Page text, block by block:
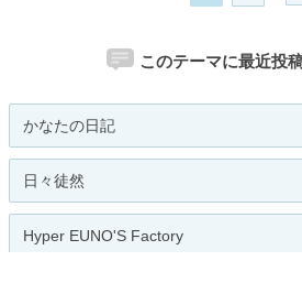
このテーマに最近投
かなたの日記
日々徒然
Hyper EUNO'S Factory